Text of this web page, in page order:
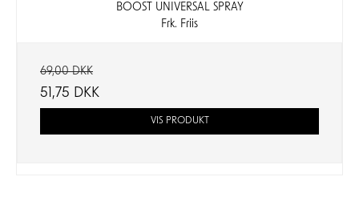
BOOST UNIVERSAL SPRAY
Frk. Friis
69,00 DKK
51,75 DKK
VIS PRODUKT